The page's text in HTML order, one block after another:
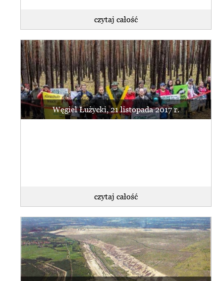
czytaj całość
Węgiel Łużycki, 21 listopada 2017 r.
czytaj całość